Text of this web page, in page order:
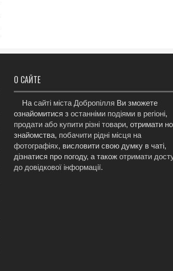
О САЙТЕ
На сайті міста Добропілля Ви зможете
ознайомитися з останніми подіями в регіоні,
продати або купити різні товари, отримати
знайомства, побачити рідні місця на
фотографіях, висловити свою думку в чаті,
дізнатися про погоду, а також отримати
до довідкової інформації.